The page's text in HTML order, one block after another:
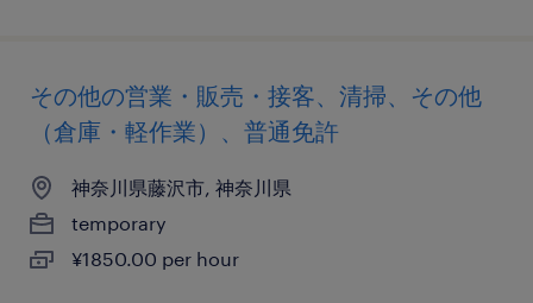
その他の営業・販売・接客、清掃、その他
（倉庫・軽作業）、普通免許
神奈川県藤沢市, 神奈川県
temporary
¥1850.00 per hour